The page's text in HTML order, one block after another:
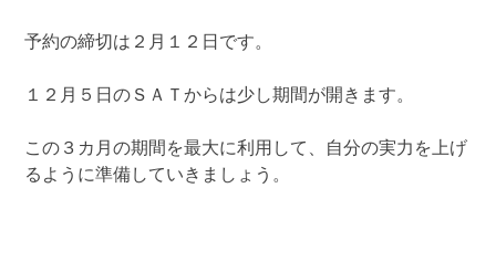
予約の締切は２月１２日です。
１２月５日のＳＡＴからは少し期間が開きます。
この３カ月の期間を最大に利用して、自分の実力を上げ
るように準備していきましょう。